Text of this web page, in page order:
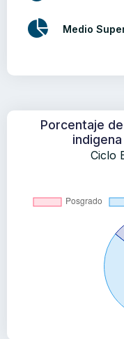
Medio
Porcentaje
Ciclo